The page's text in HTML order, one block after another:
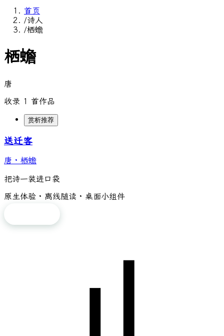
首页
/诗人
/栖蟾
栖蟾
唐
收录 1 首作品
赏析推荐
送迁客
唐 · 栖蟾
把诗一装进口袋
原生体验 · 离线随读 · 桌面小组件